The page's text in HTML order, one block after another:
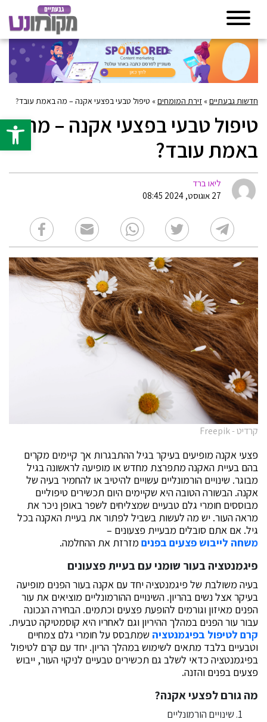
פתח
חדשות גבעתיים» זירת המומחים» טיפול טבעי בפצעי אקנה – מה באמת עובד?
טיפול טבעי בפצעי אקנה – מה
באמת עובד?
ליאו ברד
27 אוגוסט, 2024 08:45
קרדיט - Freepik
פצעי אקנה מופיעים בעיקר בגיל ההתבגרות אך קיימים מקרים
בהם בעיית האקנה מתפרצת מחדש או מופיעה לראשונה בגיל
מבוגר. שינויים הורמונליים עשויים להיטיב או להחמיר בעיה של
אקנה. הבשורה הטובה היא שקיימים היום תכשירים טיפוליים
מבוססים חומרי גלם טבעיים שמצליחים לשפר באופן ניכר את
מראה העור. יש מה לעשות בשביל לפתור את בעיית האקנה בכל
גיל. אם אתם סובלים מבעיית פצעונים –
משחה לייבוש פצעים בפנים מזרזת את ההחלמה.
פיגמנטציה בעור שומני עם בעיית פצעונים
בעיה משולבת של פיגמנטציה יחד עם אקנה בעור הפנים מופיעה
בעיקר אצל נשים בהריון. השינויים ההורמונליים מוציאים את עור
הפנים מאיזון וגורמים להופעת פצעים וכתמים. הבחירה הנכונה
עבור עור הפנים במהלך ההיריון וגם לאחריו היא קוסמטיקה טבעית.
קרם לטיפול בפיגמנטציה שמתבסס על חומרי גלם צמחיים
וטבעיים בלבד מתאים לשימוש במהלך הריון. יחד עם קרם לטיפול
בפיגמנטציה כדאי לשלב גם תכשירים טבעיים לניקוי העור, ייבוש
פצעים בפנים והזנה.
מה גורם לפצעי אקנה?
שינויים הורמונליים